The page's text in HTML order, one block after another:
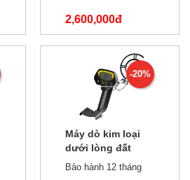
2,600,000đ
-20%
Máy dò kim loại
dưới lòng đất
GTX5030
Bảo hành 12 tháng